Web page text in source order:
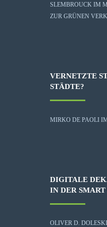
SLEMBROUCK IM
ZUR GRÜNEN
VERNETZTE
STÄDTE?
MIRKO DE PAOLI
DIGITALE
IN DER
OLIVER D.